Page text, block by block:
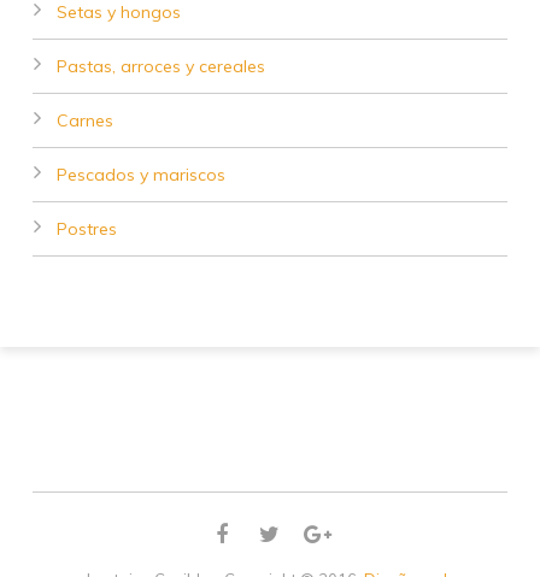
Setas y hongos
Pastas, arroces y cereales
Carnes
Pescados y mariscos
Postres